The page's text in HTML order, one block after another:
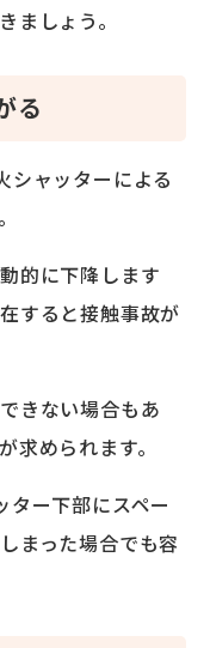
ましょう。
る
シャッターによる
的に下降します
すると接触事故が
きない場合もあ
求められます。
ター下部にスペー
まった場合でも容